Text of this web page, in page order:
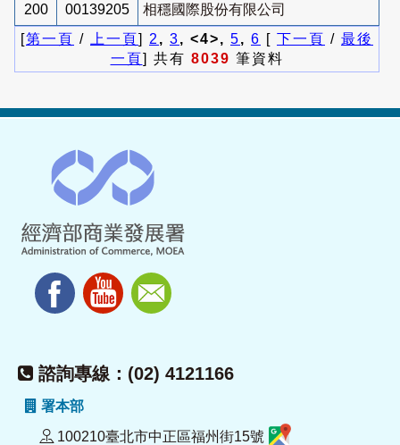
200 00139205
相穩國際股份有限公司
[第一頁 / 上一頁] 2 , 3, <4>, 5, 6 [ 下一頁 / 最後
一頁] 共有 8039 筆資料
諮詢專線：(02) 4121166
署本部
100210臺北市中正區福州街15號